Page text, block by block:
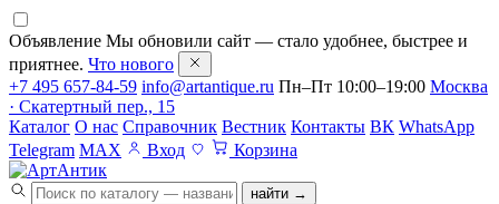
Объявление Мы обновили сайт — стало удобнее, быстрее и
приятнее. Что нового
+7 495 657-84-59 info@artantique.ru Пн–Пт 10:00–19:00 Москва
· Скатертный пер., 15
Каталог О нас Справочник Вестник Контакты ВК WhatsApp
Telegram MAX Вход Корзина
найти →